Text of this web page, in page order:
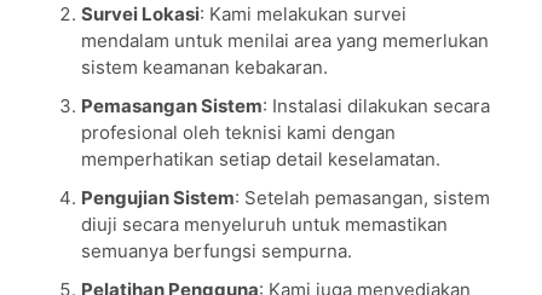
Survei Lokasi: Kami melakukan survei
mendalam untuk menilai area yang memerlukan
sistem keamanan kebakaran.
Pemasangan Sistem: Instalasi dilakukan secara
profesional oleh teknisi kami dengan
memperhatikan setiap detail keselamatan.
Pengujian Sistem: Setelah pemasangan, sistem
diuji secara menyeluruh untuk memastikan
semuanya berfungsi sempurna.
Pelatihan Pengguna: Kami juga menyediakan